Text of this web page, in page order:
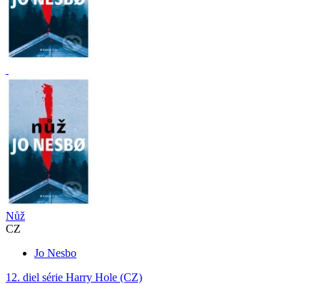
Nůž
CZ
Jo Nesbo
12. diel série Harry Hole (CZ)